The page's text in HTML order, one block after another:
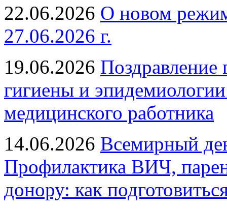
22.06.2026 О новом
27.06.2026 г.
19.06.2026 Поздравление
гигиены и
медицинского работника
14.06.2026 Всемирный
Профилактика ВИЧ,
донору: как